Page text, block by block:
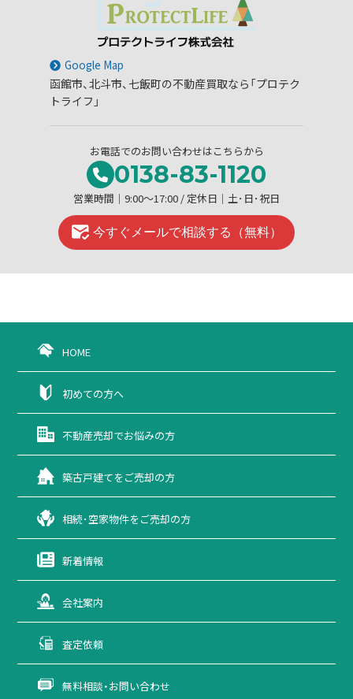
Google Map
函館市、北斗市、七飯町の不動産買取なら「プロテク
トライフ」
お電話でのお問い合わせはこちらから
0138-83-1120
営業時間│9:00～17:00 / 定休日│土･日･祝日
今すぐメールで相談する（無料）
HOME
初めての方へ
不動産売却でお悩みの方
築古戸建てをご売却の方
相続･空家物件をご売却の方
新着情報
会社案内
査定依頼
無料相談・お問い合わせ